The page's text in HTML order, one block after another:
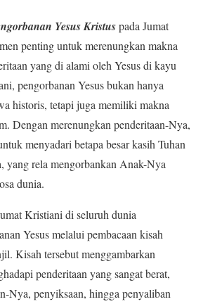
Yesus Kristuspada Jumat
penting untuk merenungkan makna
yang di alami oleh Yesus di kayu
pengorbanan Yesus bukan hanya
historis, tetapi juga memiliki makna
Dengan merenungkan penderitaan-Nya,
menyadari betapa besar kasih Tuhan
yang rela mengorbankan Anak-Nya
dunia.
Kristiani di seluruh dunia
Yesus melalui pembacaan kisah
Kisah tersebut menggambarkan
penderitaan yang sangat berat,
Nya, penyiksaan, hingga penyaliban